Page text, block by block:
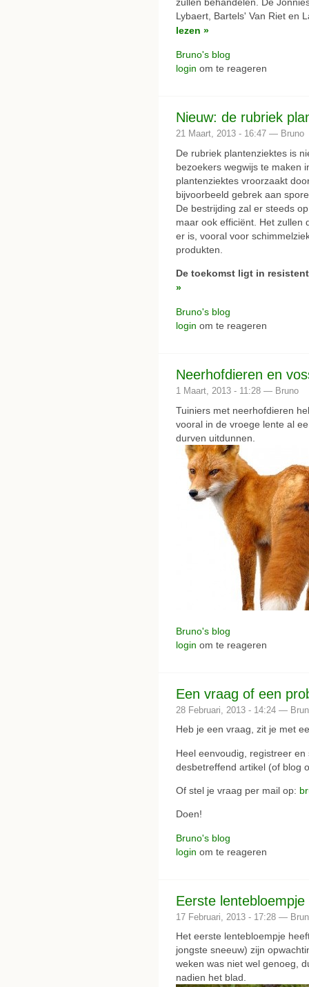
Lybaert, Bartels' Van Riet en
lezen »
Bruno's blog
login om te reageren
Nieuw: de rubriek
21 Maart, 2013 - 16:47 — Bruno
De rubriek plantenziektes is
bezoekers wegwijs te maken
plantenziektes vroorzaakt
bijvoorbeeld gebrek aan
De bestrijding zal er steeds
maar ook efficiënt. Het zullen
er is, vooral voor
produkten.
De toekomst ligt in
»
Bruno's blog
login om te reageren
Neerhofdieren en
1 Maart, 2013 - 11:28 — Bruno
Tuiniers met neerhofdieren
vooral in de vroege lente al
durven uitdunnen.
Bruno's blog
login om te reageren
Een vraag of een
28 Februari, 2013 - 14:24 —
Heb je een vraag, zit je met
Heel eenvoudig, registreer
desbetreffend artikel (of blog
Of stel je vraag per mail op:
Doen!
Bruno's blog
login om te reageren
Eerste lentebloempje
17 Februari, 2013 - 17:28 —
Het eerste lentebloempje
jongste sneeuw) zijn
weken was niet wel genoeg,
nadien het blad.